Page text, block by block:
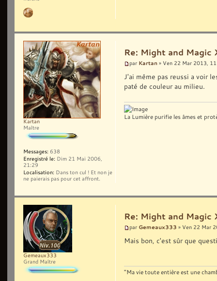
Re: Might and Magic
par Kartan » Ven 22 Mar 2013,
J'ai même pas reussi a voir
paté de couleur au milieu.
La Lumière purifie les âmes et
Kartan
Maître
Messages: 638
Enregistré le: Dim 21 Mai 2006,
21:29
Localisation: Dans ton cul ! Et non je
ne paierais pas pour cet affront.
Re: Might and Magic
par Gemeaux333 » Ven 22 Mar
Mais bon, c'est sûr que
"Ma vie toute entière est une
Gemeaux333
Grand Maître